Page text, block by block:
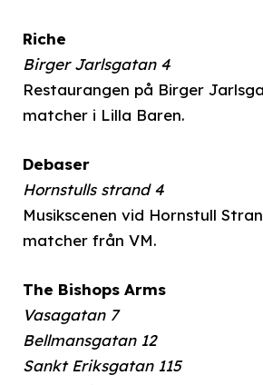
Riche
Birger Jarlsgatan 4
Restaurangen på Birger
matcher i Lilla Baren.
Debaser
Hornstulls strand 4
Musikscenen vid Hornstull
matcher från VM.
The Bishops Arms
Vasagatan 7
Bellmansgatan 12
Sankt Eriksgatan 115